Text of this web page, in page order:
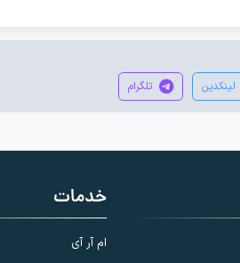
لینکدین تلگرام
خدمات
ام آر آی